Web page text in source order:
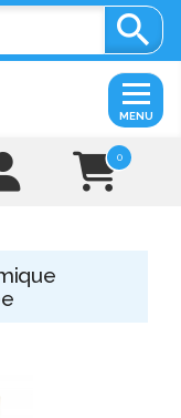

0
MENU